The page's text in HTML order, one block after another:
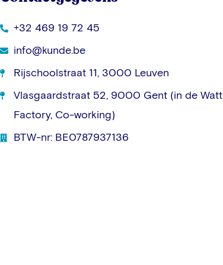
+32 469 19 72 45
info@kunde.be
Rijschoolstraat 11, 3000 Leuven
Vlasgaardstraat 52, 9000 Gent (in de Watt
Factory, Co-working)
BTW-nr: BE0787937136